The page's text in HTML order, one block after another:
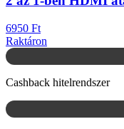
6950 Ft
Raktáron
Cashback hitelrendszer